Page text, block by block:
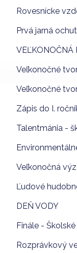
Rovesnícke
Prvá jarná
VEĽKONOČNÁ
Veľkonočné
Veľkonočné
Zápis do I.
Talentmánia -
Veľkonočná
Ľudové
DEŇ VODY
Finále -
Rozprávkový